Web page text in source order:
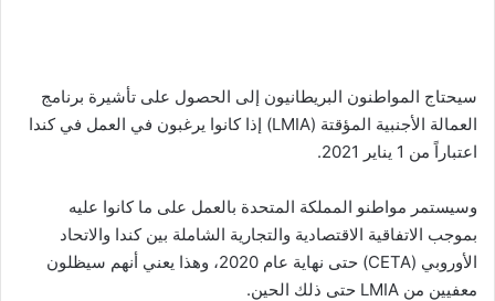
سيحتاج المواطنون البريطانيون إلى الحصول على تأشيرة برنامج
العمالة الأجنبية المؤقتة (LMIA) إذا كانوا يرغبون في العمل في كندا
اعتباراً من 1 يناير 2021.
وسيستمر مواطنو المملكة المتحدة بالعمل على ما كانوا عليه
بموجب الاتفاقية الاقتصادية والتجارية الشاملة بين كندا والاتحاد
الأوروبي (CETA) حتى نهاية عام 2020، وهذا يعني أنهم سيظلون
معفيين من LMIA حتى ذلك الحين.